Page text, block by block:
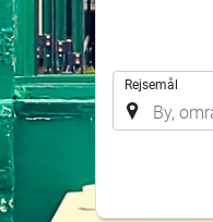
Rejsemål